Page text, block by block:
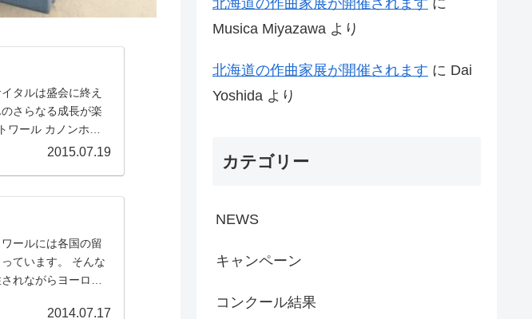
タルは盛会に終え
さらなる成長が楽
ワール カノンホー
2015.07.19
ールには各国の留
ています。 そんな
れながらヨーロッ
2014.07.17
北海道の作曲家展が開催されます に
Musica Miyazawa より
北海道の作曲家展が開催されます に Dai
Yoshida より
カテゴリー
NEWS
キャンペーン
コンクール結果